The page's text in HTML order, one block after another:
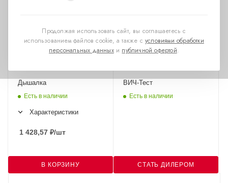
Продолжая использовать сайт, вы соглашаетесь с
использованием файлов cookie, а также сусловиями обработки
персональных данныхи публичной офертой.
Дышалка
Есть в наличии
Характеристики
1 428,57 ₽/шт
В КОРЗИНУ
ВИЧ-Тест
Есть в наличии
СТАТЬ ДИЛЕРОМ